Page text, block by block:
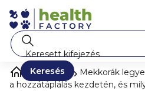
tartalomhoz
Keresés
Blog ❀
Mekkorák
a hozzátáplálás kezdetén, és